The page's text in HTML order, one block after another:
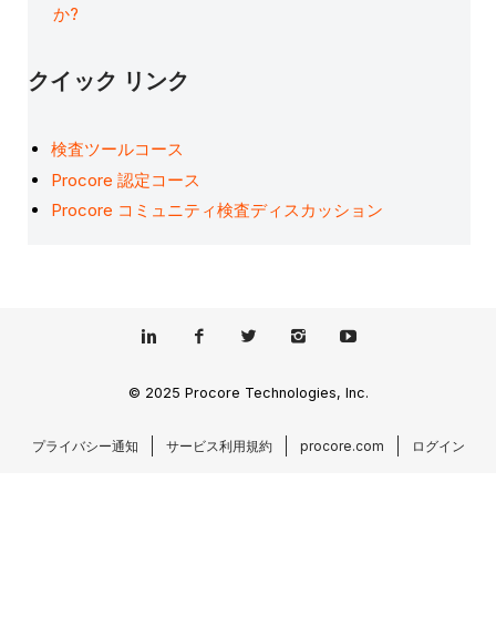
か?
クイック リンク
検査ツールコース
Procore 認定コース
Procore コミュニティ検査ディスカッション
© 2025 Procore Technologies, Inc.
プライバシー通知 サービス利用規約 procore.com ログイン